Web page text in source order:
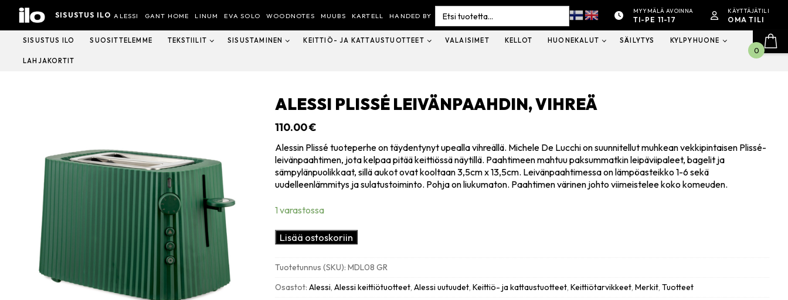
Hyppää
sisältöön
SISUSTUS ILO ALESSI GANT HOME LINUM EVA SOLO WOODNOTES MUUBS KARTELL HANDED BY
Search
for:
MYYMÄLÄ AVOINNA
TI-PE 11-17
KÄYTTÄJÄTILI
OMA TILI
SISUSTUS ILO SUOSITTELEMME TEKSTIILIT SISUSTAMINEN KEITTIÖ- JA KATTAUSTUOTTEET VALAISIMET KELLOT HUONEKALUT SÄILYTYS KYLPYHUONE
LAHJAKORTIT
ALESSI PLISSÉ LEIVÄNPAAHDIN, VIHREÄ
110.00€
Alessin Plissé tuoteperhe on täydentynyt upealla vihreällä. Michele De Lucchi on suunnitellut muhkean vekkipintaisen Plissé-
leivänpaahtimen, jota kelpaa pitää keittiössä näytillä. Paahtimeen mahtuu paksummatkin leipäviipaleet, bagelit ja
sämpylänpuolikkaat, sillä aukot ovat kooltaan 3,5cm x 13,5cm. Leivänpaahtimessa on lämpöasteikko 1-6 sekä
uudelleenlämmitys ja sulatustoiminto. Pohja on liukumaton. Paahtimen värinen johto viimeistelee koko komeuden.
1 varastossa
Alessi
Plissé
vihreä
määrä
Lisää ostoskoriin
Tuotetunnus (SKU):MDL08 GR
Osastot:Alessi,Alessi keittiötuotteet,Alessi uutuudet,Keittiö- ja kattaustuotteet,Keittiötarvikkeet,Merkit,Tuotteet
0